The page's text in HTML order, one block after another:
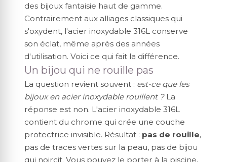
des bijoux fantaisie haut de gamme.
Contrairement aux alliages classiques qui
s'oxydent, l'acier inoxydable 316L conserve
son éclat, même après des années
d'utilisation. Voici ce qui fait la différence.
Un bijou qui ne rouille pas
La question revient souvent : est-ce que les
bijoux en acier inoxydable rouillent ?La
réponse est non. L'acier inoxydable 316L
contient du chrome qui crée une couche
protectrice invisible. Résultat : pas de rouille,
pas de traces vertes sur la peau, pas de bijou
qui noircit. Vous pouvez le porter à la piscine,